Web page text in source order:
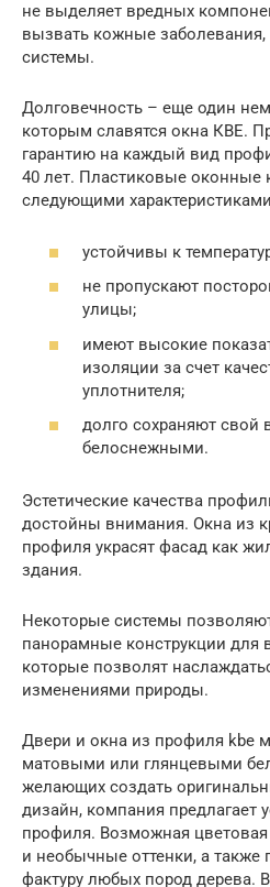
не выделяет вредных
вызвать кожные
системы.
Долговечность – еще один
которым славятся окна КВЕ.
гарантию на каждый вид
40 лет. Пластиковые оконные
следующими
устойчивы к
не пропускают
улицы;
имеют высокие
изоляции за счет
уплотнителя;
долго сохраняют свой
белоснежными.
Эстетические качества
достойны внимания. Окна из
профиля украсят фасад как
здания.
Некоторые системы
панорамные конструкции для
которые позволят
изменениями природы.
Двери и окна из профиля kbe
матовыми или глянцевыми
желающих создать
дизайн, компания предлагает
профиля. Возможная
и необычные оттенки, а
фактуру любых пород дерева. В